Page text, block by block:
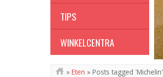
TIPS
WINKELCENTRA
» Eten » Posts tagged 'Michelin'